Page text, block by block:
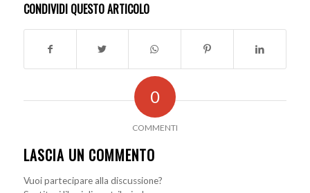
CONDIVIDI QUESTO ARTICOLO
0
COMMENTI
LASCIA UN COMMENTO
Vuoi partecipare alla discussione?